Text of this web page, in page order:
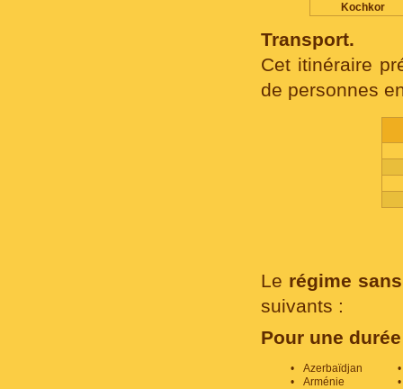
Kochkor
Transport.
Cet itinéraire
de personnes
Le régime
suivants :
Pour une
Azerbaïdjan
Arménie